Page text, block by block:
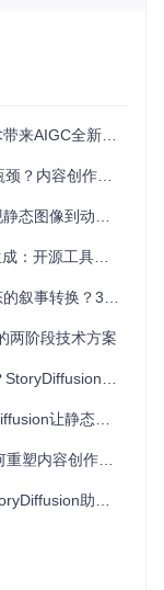
致性自注意力机
。这就像导演为
化，角色的核心
像素的移动轨
彩、油画等艺术
，展示了角色在
AIGC全新体验
的动态叙事新工具
事的5倍效率跃升
造动态叙事新体验
重新定义AIGC视频生成
两阶段技术方案
方案带来哪些创作可能
图像秒变生动故事
内容创作流程
容生产全流程革新